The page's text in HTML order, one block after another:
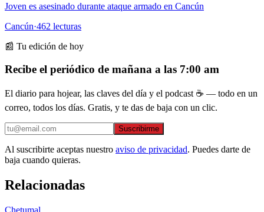
Joven es asesinado durante ataque armado en Cancún
Cancún·462 lecturas
📰 Tu edición de hoy
Recibe el periódico de mañana a las 7:00 am
El diario para hojear, las claves del día y el podcast ☕ — todo en un
correo, todos los días. Gratis, y te das de baja con un clic.
Suscribirme
Al suscribirte aceptas nuestro aviso de privacidad. Puedes darte de
baja cuando quieras.
Relacionadas